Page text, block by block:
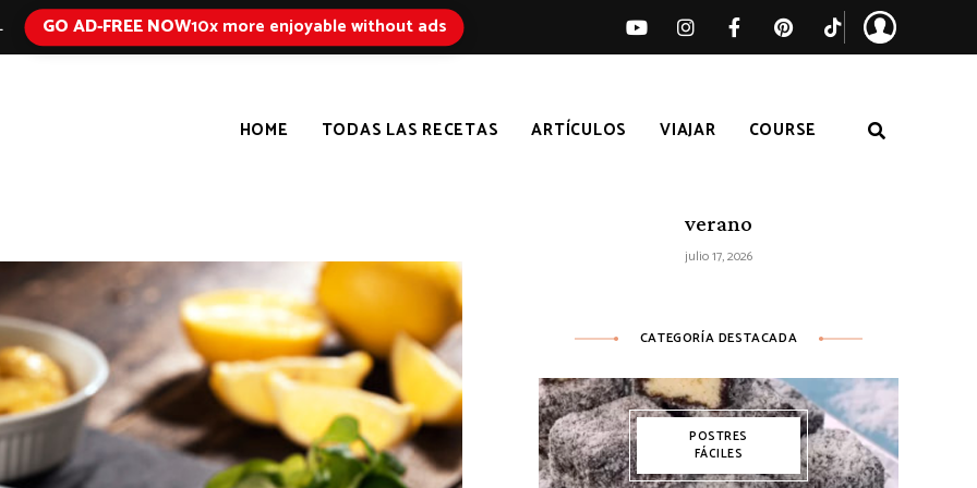
GO AD-FREE NOW10x more enjoyable without ads
HOME TODAS LAS RECETAS ARTÍCULOS VIAJAR COURSE
verano
julio 17, 2026
CATEGORÍA DESTACADA
POSTRES
FÁCILES